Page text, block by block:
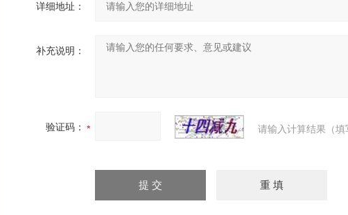
详细地址：
补充说明：
验证码： 请输入计算结果（